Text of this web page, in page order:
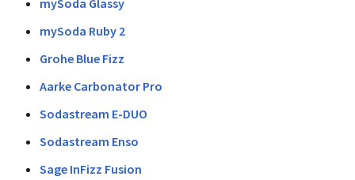
mySoda Glassy
mySoda Ruby 2
Grohe Blue Fizz
Aarke Carbonator Pro
Sodastream E-DUO
Sodastream Enso
Sage InFizz Fusion